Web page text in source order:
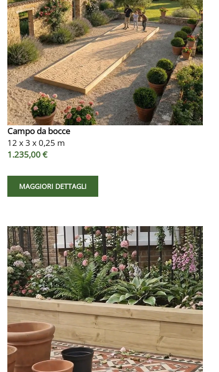
Campo da bocce
12 x 3 x 0,25 m
1.235,00 €
MAGGIORI DETTAGLI